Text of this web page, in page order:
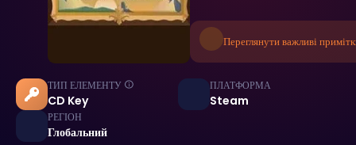
Переглянути важливі
ТИП ЕЛЕМЕНТУ
CD Key
ПЛАТФОРМА
Steam
РЕГІОН
Глобальний